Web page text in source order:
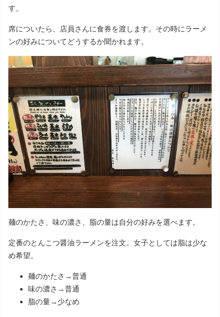
す。
席についたら、店員さんに食券を渡します。その時にラーメ
ンの好みについてどうするか聞かれます。
麺のかたさ、味の濃さ、脂の量は自分の好みを選べます。
定番のとんこつ醤油ラーメンを注文。女子としては脂は少な
め希望。
麺のかたさ→普通
味の濃さ→普通
脂の量→少なめ